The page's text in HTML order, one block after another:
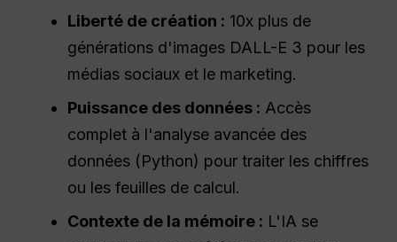
Liberté de création : 10x plus de
générations d'images DALL-E 3 pour les
médias sociaux et le marketing.
Puissance des données : Accès
complet à l'analyse avancée des
données (Python) pour traiter les chiffres
ou les feuilles de calcul.
Contexte de la mémoire : L'IA se